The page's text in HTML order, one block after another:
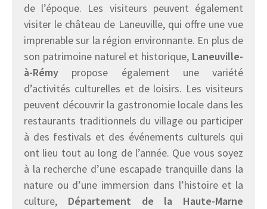
de l’époque. Les visiteurs peuvent également
visiter le château de Laneuville, qui offre une vue
imprenable sur la région environnante. En plus de
son patrimoine naturel et historique, Laneuville-
à-Rémy propose également une variété
d’activités culturelles et de loisirs. Les visiteurs
peuvent découvrir la gastronomie locale dans les
restaurants traditionnels du village ou participer
à des festivals et des événements culturels qui
ont lieu tout au long de l’année. Que vous soyez
à la recherche d’une escapade tranquille dans la
nature ou d’une immersion dans l’histoire et la
culture, Département de la Haute-Marne